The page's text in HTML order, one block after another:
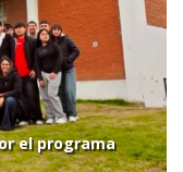
el programa